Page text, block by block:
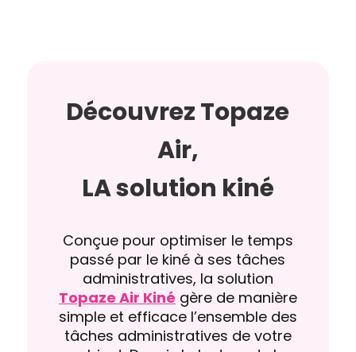
Découvrez Topaze
Air,
LA solution kiné
Conçue pour optimiser le temps
passé par le kiné à ses tâches
administratives, la solution
Topaze Air Kiné gère de manière
simple et efficace l’ensemble des
tâches administratives de votre